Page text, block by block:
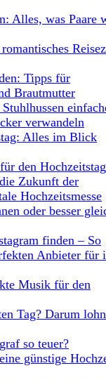
Alles, was Paare
Tipps für
Brautmutter
verwandeln
Alles im Blick
den Hochzeitstag
Zukunft der
Hochzeitsmesse
oder besser
finden – So
Anbieter für
Musik für den
Tag? Darum
so teuer?
günstige